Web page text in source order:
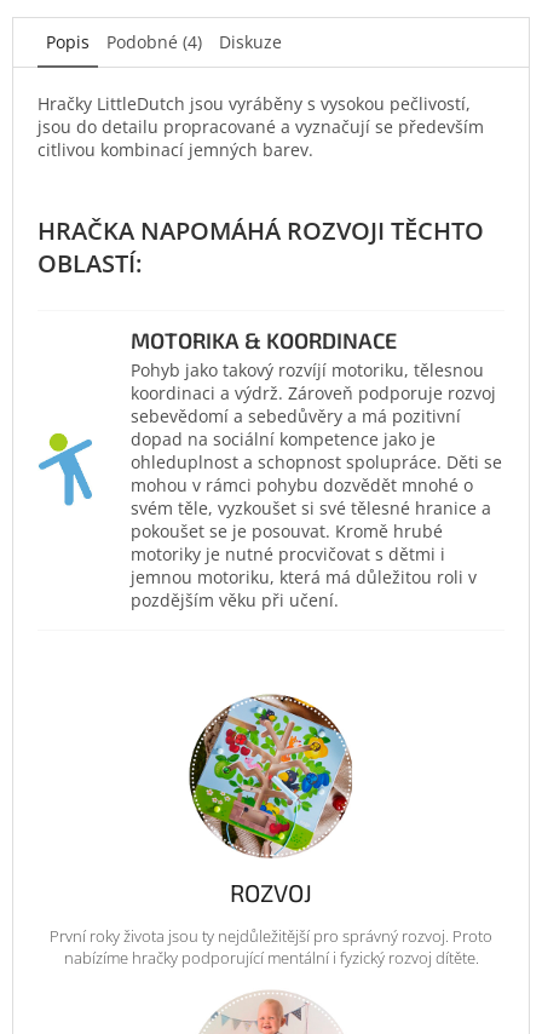
Popis Podobné (4) Diskuze
Hračky LittleDutch jsou vyráběny s vysokou pečlivostí,
jsou do detailu propracované a vyznačují se především
citlivou kombinací jemných barev.
MOTORIKA & KOORDINACE
Pohyb jako takový rozvíjí motoriku, tělesnou
koordinaci a výdrž. Zároveň podporuje rozvoj
sebevědomí a sebedůvěry a má pozitivní
dopad na sociální kompetence jako je
ohleduplnost a schopnost spolupráce. Děti se
mohou v rámci pohybu dozvědět mnohé o
svém těle, vyzkoušet si své tělesné hranice a
pokoušet se je posouvat. Kromě hrubé
motoriky je nutné procvičovat s dětmi i
jemnou motoriku, která má důležitou roli v
pozdějším věku při učení.
ROZVOJ
První roky života jsou ty nejdůležitější pro správný rozvoj. Proto
nabízíme hračky podporující mentální i fyzický rozvoj dítěte.